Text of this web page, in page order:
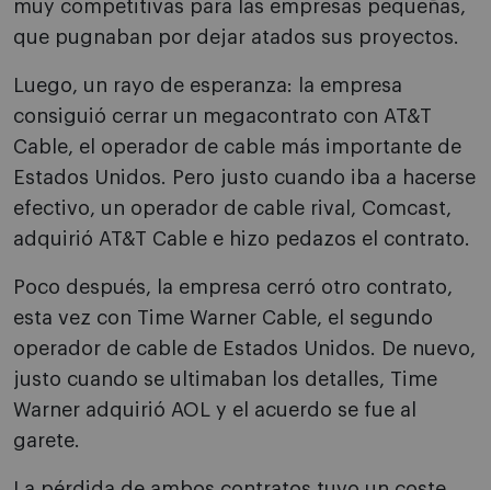
muy competitivas para las empresas pequeñas,
que pugnaban por dejar atados sus proyectos.
Luego, un rayo de esperanza: la empresa
consiguió cerrar un megacontrato con AT&T
Cable, el operador de cable más importante de
Estados Unidos. Pero justo cuando iba a hacerse
efectivo, un operador de cable rival, Comcast,
adquirió AT&T Cable e hizo pedazos el contrato.
Poco después, la empresa cerró otro contrato,
esta vez con Time Warner Cable, el segundo
operador de cable de Estados Unidos. De nuevo,
justo cuando se ultimaban los detalles, Time
Warner adquirió AOL y el acuerdo se fue al
garete.